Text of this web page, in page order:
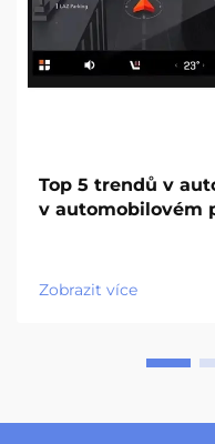
Top 5 trendů v
v automobilovém
Zobrazit více